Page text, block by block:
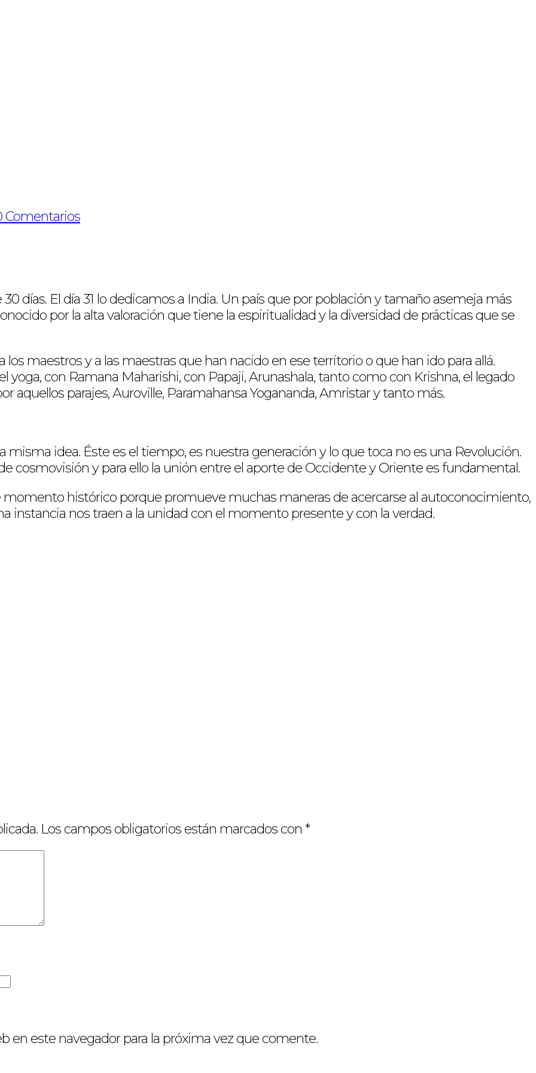
Comentarios
días. El día 31 lo dedicamos a India. Un país que por población y tamaño asemeja más
por la alta valoración que tiene la espiritualidad y la diversidad de prácticas que se
maestros y a las maestras que han nacido en ese territorio o que han ido para allá.
yoga, con Ramana Maharishi, con Papaji, Arunashala, tanto como con Krishna, el legado
aquellos parajes, Auroville, Paramahansa Yogananda, Amristar y tanto más.
idea. Éste es el tiempo, es nuestra generación y lo que toca no es una Revolución.
cosmovisión y para ello la unión entre el aporte de Occidente y Oriente es fundamental.
momento histórico porque promueve muchas maneras de acercarse al autoconocimiento,
instancia nos traen a la unidad con el momento presente y con la verdad.
Los campos obligatorios están marcados con *
en este navegador para la próxima vez que comente.